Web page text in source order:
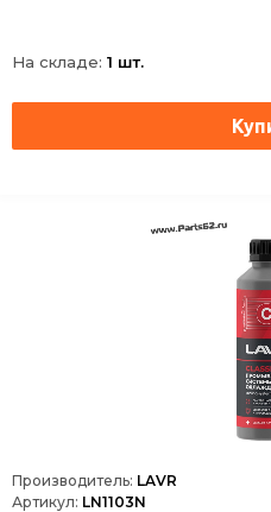
Длина
Срок годности
Ширина упаковки, мм
На складе: 1 шт.
Производитель: LAVR
Артикул: LN1103N